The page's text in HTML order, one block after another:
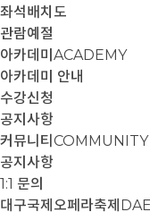
좌석배치도
관람예절
아카데미 ACADEMY
아카데미 안내
수강신청
공지사항
커뮤니티 COMMUNITY
공지사항
1:1 문의
대구국제오페라축제